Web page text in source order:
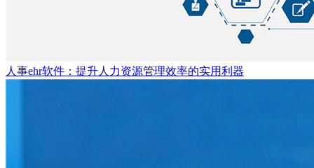
人事ehr软件：提升人力资源管理效率的实用利器